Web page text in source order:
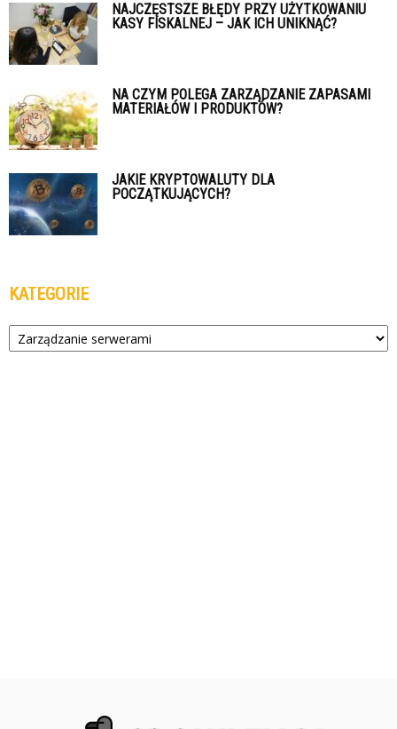
NAJCZĘSTSZE BŁĘDY PRZY UŻYTKOWANIU
KASY FISKALNEJ – JAK ICH UNIKNĄĆ?
NA CZYM POLEGA ZARZĄDZANIE ZAPASAMI
MATERIAŁÓW I PRODUKTÓW?
JAKIE KRYPTOWALUTY DLA
POCZĄTKUJĄCYCH?
KATEGORIE
Kategorie